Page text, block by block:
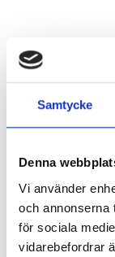
Samtycke
Denna
Vi använder
och annonserna
för sociala
vidarebefordrar